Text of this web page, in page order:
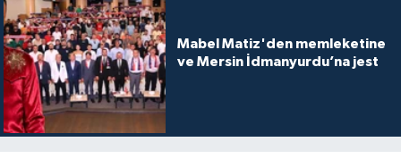
Mabel Matiz'den memleketine
ve Mersin İdmanyurdu’na jest